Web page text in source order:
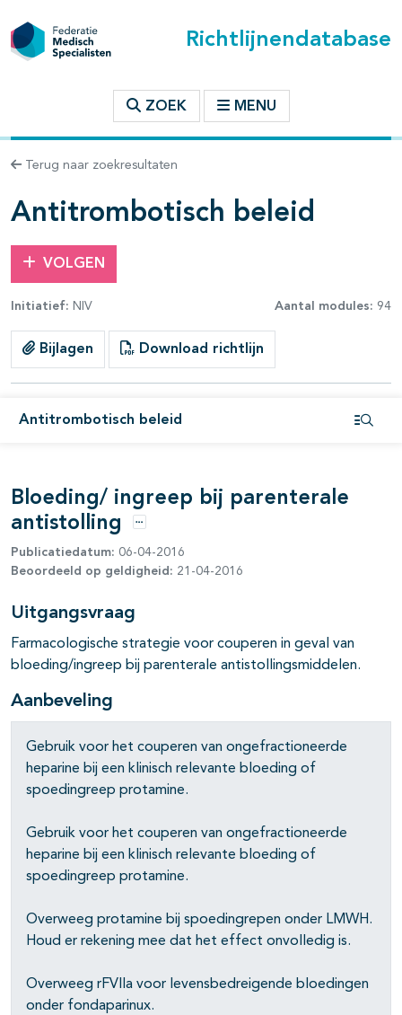
Richtlijnendatabase
ZOEK MENU
Terug naar zoekresultaten
Antitrombotisch beleid
VOLGEN
Initiatief: NIV Aantal modules: 94
Bijlagen Download richtlijn
Antitrombotisch beleid
binnen deze richtlijn
open- en dichtklappen
open- en dichtklappen
open- en dichtklappen
open- en dichtklappen
open- en dichtklappen
open- en dichtklappen
open- en dichtklappen
Bloeding/ ingreep bij parenterale
antistolling
Opties
Publicatiedatum: 06-04-2016
Beoordeeld op geldigheid: 21-04-2016
Uitgangsvraag
Farmacologische strategie voor couperen in geval van
bloeding/ingreep bij parenterale antistollingsmiddelen.
Aanbeveling
Gebruik voor het couperen van ongefractioneerde
heparine bij een klinisch relevante bloeding of
spoedingreep protamine.
Gebruik voor het couperen van ongefractioneerde
heparine bij een klinisch relevante bloeding of
spoedingreep protamine.
Overweeg protamine bij spoedingrepen onder LMWH.
Houd er rekening mee dat het effect onvolledig is.
Overweeg rFVIIa voor levensbedreigende bloedingen
onder fondaparinux.